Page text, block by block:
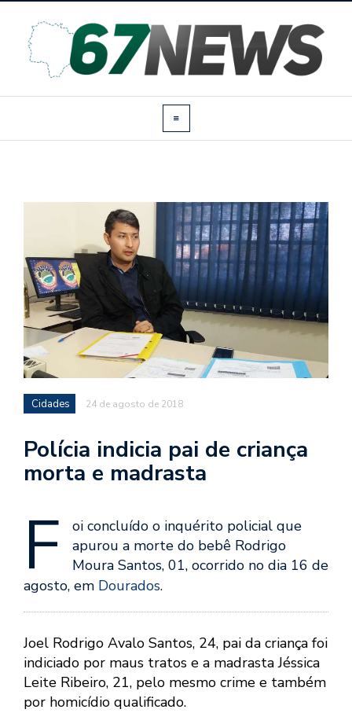
Cidades 24 de agosto de 2018
Polícia indicia pai de criança
morta e madrasta
F
oi concluído o inquérito policial que
apurou a morte do bebê Rodrigo
Moura Santos, 01, ocorrido no dia 16 de
agosto, em Dourados.
Joel Rodrigo Avalo Santos, 24, pai da criança foi
indiciado por maus tratos e a madrasta Jéssica
Leite Ribeiro, 21, pelo mesmo crime e também
por homicídio qualificado.